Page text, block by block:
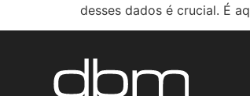
desses dados é crucial. É